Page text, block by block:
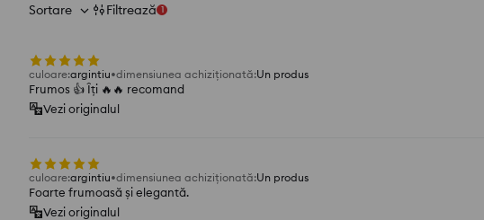
Sortare Filtrează 1
culoare:argintiu dimensiunea achiziționată:Un produs
Frumos 👍️ Îți 🔥🔥 recomand
Vezi originalul
culoare:argintiu dimensiunea achiziționată:Un produs
Foarte frumoasă și elegantă.
Vezi originalul